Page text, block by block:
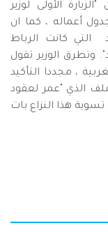
الأولى لوزير
أعماله ، كما ان
التي كانت الرباط
وتطرق الوزير تقول
، مجددا التأكيد
الذي "عمر لعقود
هذا النزاع بات